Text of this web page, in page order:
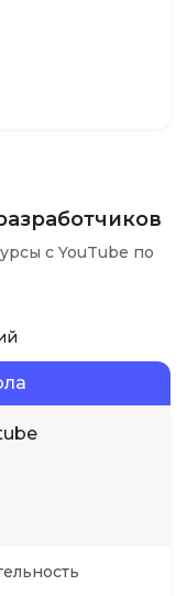
с YouTube по